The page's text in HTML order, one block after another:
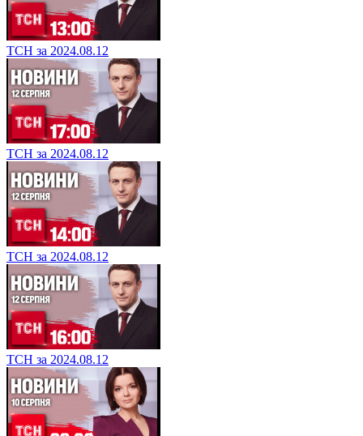
ТСН за 2024.08.12
ТСН за 2024.08.12
ТСН за 2024.08.12
ТСН за 2024.08.12